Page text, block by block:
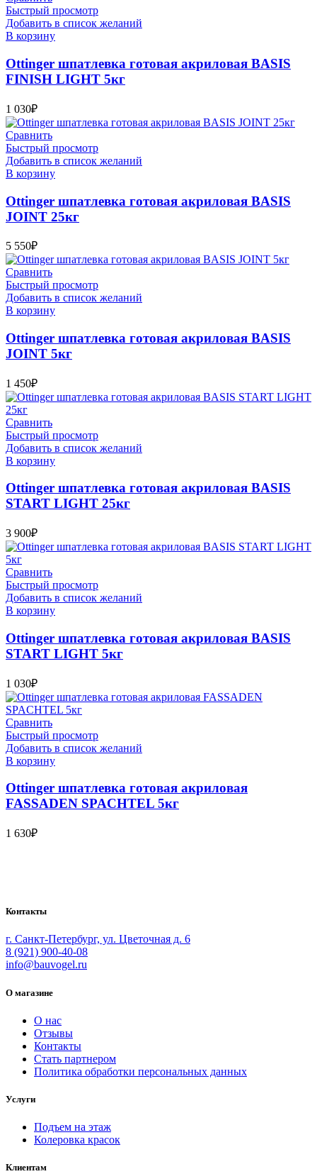
Быстрый просмотр
Добавить в список желаний
В корзину
Ottinger шпатлевка готовая акриловая BASIS
FINISH LIGHT 5кг
1 030₽
Сравнить
Быстрый просмотр
Добавить в список желаний
В корзину
Ottinger шпатлевка готовая акриловая BASIS
JOINT 25кг
5 550₽
Сравнить
Быстрый просмотр
Добавить в список желаний
В корзину
Ottinger шпатлевка готовая акриловая BASIS
JOINT 5кг
1 450₽
Сравнить
Быстрый просмотр
Добавить в список желаний
В корзину
Ottinger шпатлевка готовая акриловая BASIS
START LIGHT 25кг
3 900₽
Сравнить
Быстрый просмотр
Добавить в список желаний
В корзину
Ottinger шпатлевка готовая акриловая BASIS
START LIGHT 5кг
1 030₽
Сравнить
Быстрый просмотр
Добавить в список желаний
В корзину
Ottinger шпатлевка готовая акриловая
FASSADEN SPACHTEL 5кг
1 630₽
Контакты
г. Санкт-Петербург, ул. Цветочная д. 6
8 (921) 900-40-08
info@bauvogel.ru
О магазине
О нас
Отзывы
Контакты
Стать партнером
Политика обработки персональных данных
Услуги
Подъем на этаж
Колеровка красок
Клиентам